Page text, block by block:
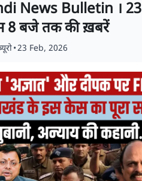
News Bulletin । 23
8 बजे तक की ख़बरें
•23 Feb, 2026